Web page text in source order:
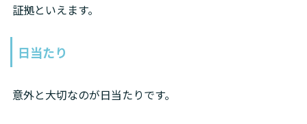
証拠といえます。
日当たり
意外と大切なのが日当たりです。